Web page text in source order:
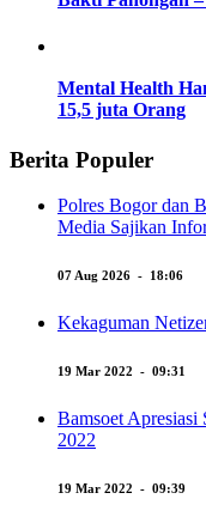
Mental Health
15,5 juta Orang
Berita Populer
Polres Bogor dan
Media Sajikan
07 Aug 2026 - 18:06
Kekaguman
19 Mar 2022 - 09:31
Bamsoet Apresiasi
2022
19 Mar 2022 - 09:39